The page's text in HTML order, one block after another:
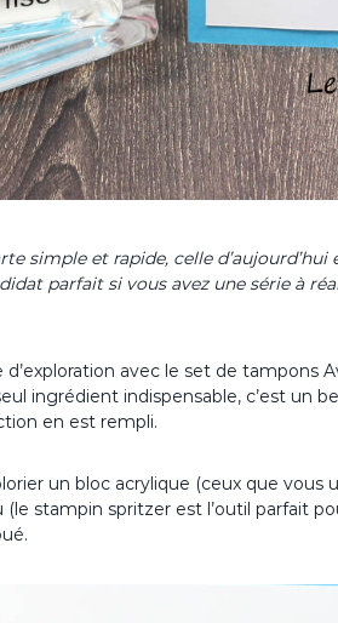
simple et rapide, celle
parfait si vous avez une série à
avec le set de tampons
ingrédient indispensable, c’est un
en est rempli.
un bloc acrylique (ceux que vous
(le stampin spritzer est l’outil parfait